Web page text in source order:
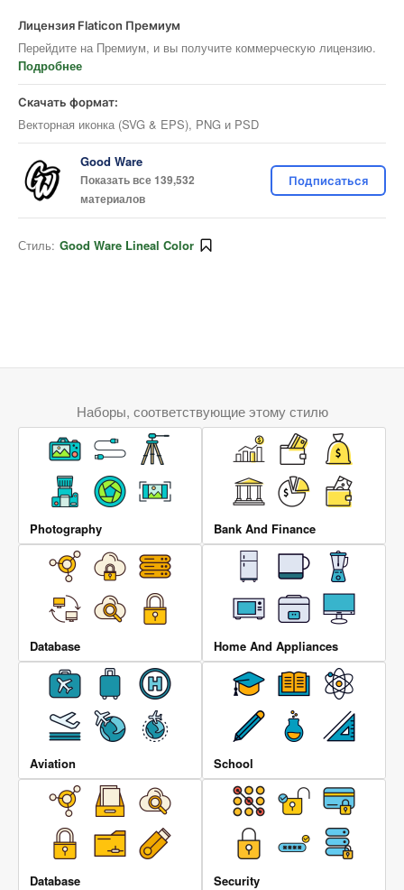
Лицензия Flaticon Премиум
Перейдите на Премиум, и вы получите коммерческую лицензию.
Подробнее
Скачать формат:
Векторная иконка (SVG & EPS), PNG и PSD
Good Ware
Показать все 139,532
материалов
Подписаться
Стиль: Good Ware Lineal Color
Наборы, соответствующие этому стилю
Photography Bank And Finance
Database Home And Appliances
Aviation School
Database Security